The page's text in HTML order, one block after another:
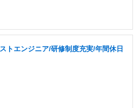
トエンジニア/研修制度充実/年間休日